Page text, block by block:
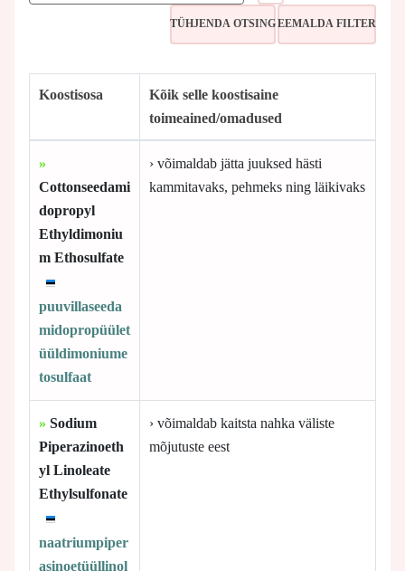
Koostisosa
Kõik selle koostisaine
toimeained/omadused
»
Cottonseedami
dopropyl
Ethyldimoniu
m Ethosulfate
puuvillaseeda
midopropüület
üüldimoniume
tosulfaat
› võimaldab jätta juuksed hästi
kammitavaks, pehmeks ning läikivaks
» Sodium
Piperazinoeth
yl Linoleate
Ethylsulfonate
naatriumpiper
asinoetüüllinol
› võimaldab kaitsta nahka väliste
mõjutuste eest